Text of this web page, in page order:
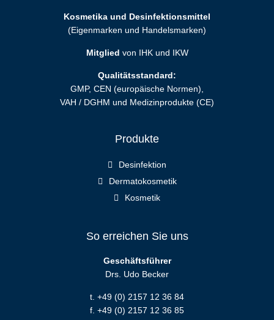
Kosmetika und Desinfektionsmittel
(Eigenmarken und Handelsmarken)
Mitglied von IHK und IKW
Qualitätsstandard:
GMP, CEN (europäische Normen),
VAH / DGHM und Medizinprodukte (CE)
Produkte
Desinfektion
Dermatokosmetik
Kosmetik
So erreichen Sie uns
Geschäftsführer
Drs. Udo Becker
t. +49 (0) 2157 12 36 84
f. +49 (0) 2157 12 36 85